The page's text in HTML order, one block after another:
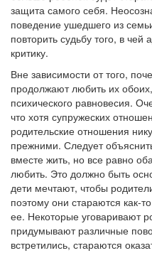
защита самого себя.
поведение ушедшего из
повторить судьбу того, в
критику.
Вне зависимости от того,
продолжают любить их
психического равновесия.
что хотя супружеских
родительские отношения
прежними. Следует
вместе жить, но все равно
любить. Это должно быть
дети мечтают, чтобы
поэтому они стараются как-
ее. Некоторые уговаривают
придумывают различные
встретились, стараются